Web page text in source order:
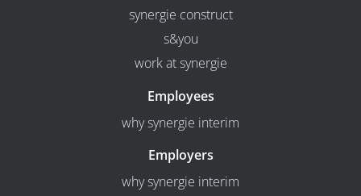
synergie construct
s&you
work at synergie
Employees
why synergie interim
Employers
why synergie interim